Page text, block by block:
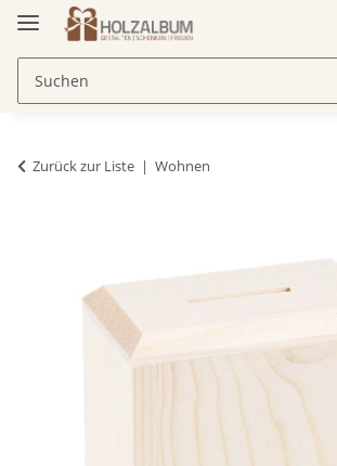
Zurück zur Liste Wohnen